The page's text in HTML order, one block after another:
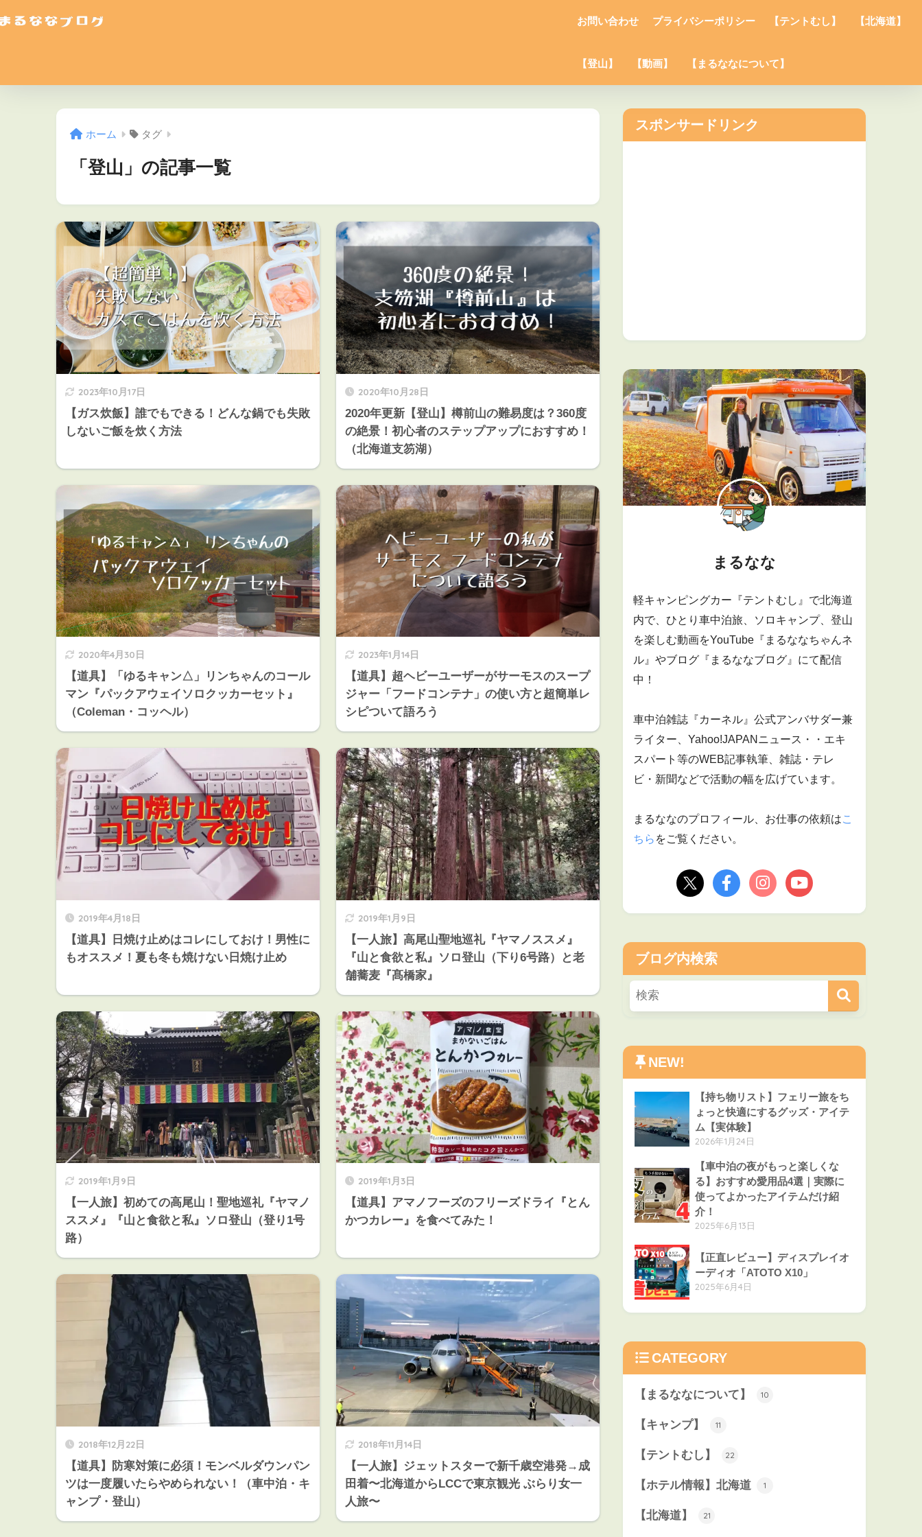
お問い合わせ プライバシーポリシー 【テントむし】 【北海道】
【登山】 【動画】 【まるななについて】
ホーム タグ
「登山」の記事一覧
2023年10月17日
【ガス炊飯】誰でもできる！どんな鍋でも失敗
しないご飯を炊く方法
2020年10月28日
2020年更新【登山】樽前山の難易度は？360度
の絶景！初心者のステップアップにおすすめ！
（北海道支笏湖）
2020年4月30日
【道具】「ゆるキャン△」リンちゃんのコール
マン『パックアウェイソロクッカーセット』
（Coleman・コッヘル）
2023年1月14日
【道具】超ヘビーユーザーがサーモスのスープ
ジャー「フードコンテナ」の使い方と超簡単レ
シピついて語ろう
2019年4月18日
【道具】日焼け止めはコレにしておけ！男性に
もオススメ！夏も冬も焼けない日焼け止め
2019年1月9日
【一人旅】高尾山聖地巡礼『ヤマノススメ』
『山と食欲と私』ソロ登山（下り6号路）と老
舗蕎麦『髙橋家』
2019年1月9日
【一人旅】初めての高尾山！聖地巡礼『ヤマノ
ススメ』『山と食欲と私』ソロ登山（登り1号
路）
2019年1月3日
【道具】アマノフーズのフリーズドライ『とん
かつカレー』を食べてみた！
2018年12月22日
【道具】防寒対策に必須！モンベルダウンパン
ツは一度履いたらやめられない！（車中泊・キ
ャンプ・登山）
2018年11月14日
【一人旅】ジェットスターで新千歳空港発→成
田着〜北海道からLCCで東京観光 ぶらり女一
人旅〜
スポンサードリンク
まるなな
軽キャンピングカー『テントむし』で北海道
内で、ひとり車中泊旅、ソロキャンプ、登山
を楽しむ動画をYouTube『まるななちゃんネ
ル』やブログ『まるななブログ』にて配信
中！
車中泊雑誌『カーネル』公式アンバサダー兼
ライター、Yahoo!JAPANニュース・・エキ
スパート等のWEB記事執筆、雑誌・テレ
ビ・新聞などで活動の幅を広げています。
まるななのプロフィール、お仕事の依頼はこ
ちら をご覧ください。
ブログ内検索
NEW!
【持ち物リスト】フェリー旅をち
ょっと快適にするグッズ・アイテ
ム【実体験】
2026年1月24日
【車中泊の夜がもっと楽しくな
る】おすすめ愛用品4選｜実際に
使ってよかったアイテムだけ紹
介！
2025年6月13日
【正直レビュー】ディスプレイオ
ーディオ「ATOTO X10」
2025年6月4日
CATEGORY
【まるななについて】 10
【キャンプ】 11
【テントむし】 22
【ホテル情報】北海道 1
【北海道】 21